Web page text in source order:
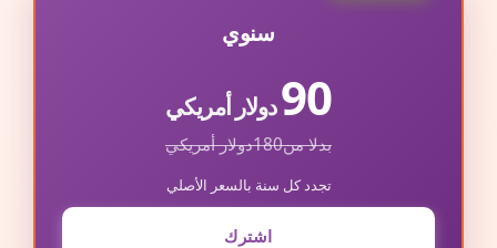
سنوي
90دولار أمريكي
بدلا من180دولار أمريكي
تجدد كل سنة بالسعر الأصلي
اشترك